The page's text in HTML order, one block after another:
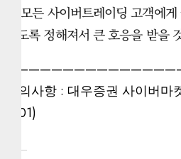
한 모든 사이버트레이딩 고객에
있도록 정해져서 큰 호응을 받을
문의사항 : 대우증권 사이버
2101)